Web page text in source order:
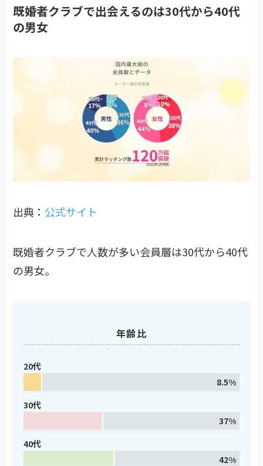
既婚者クラブで出会えるのは30代から40代
の男女
出典： 公式サイト
既婚者クラブで人数が多い会員層は30代から40代
の男女。
年齢比
20代
8.5%
30代
37%
40代
42%